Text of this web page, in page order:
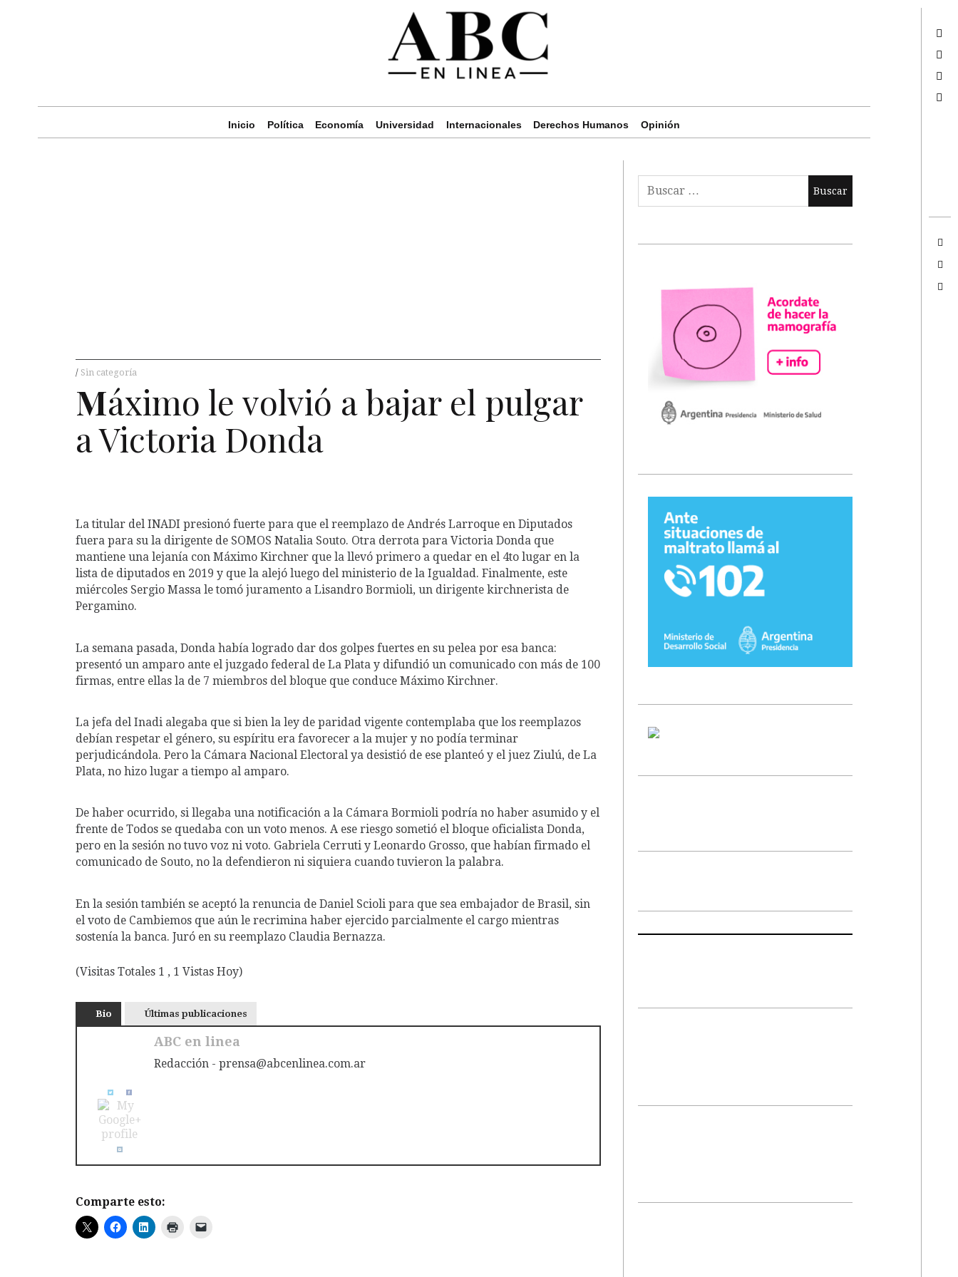
Inicio Política Economía Universidad Internacionales Derechos Humanos Opinión
Sin categoría
Máximo le volvió a bajar el pulgar
a Victoria Donda
La titular del INADI presionó fuerte para que el reemplazo de Andrés Larroque en Diputados
fuera para su la dirigente de SOMOS Natalia Souto. Otra derrota para Victoria Donda que
mantiene una lejanía con Máximo Kirchner que la llevó primero a quedar en el 4to lugar en la
lista de diputados en 2019 y que la alejó luego del ministerio de la Igualdad. Finalmente, este
miércoles Sergio Massa le tomó juramento a Lisandro Bormioli, un dirigente kirchnerista de
Pergamino.
La semana pasada, Donda había logrado dar dos golpes fuertes en su pelea por esa banca:
presentó un amparo ante el juzgado federal de La Plata y difundió un comunicado con más de 100
firmas, entre ellas la de 7 miembros del bloque que conduce Máximo Kirchner.
La jefa del Inadi alegaba que si bien la ley de paridad vigente contemplaba que los reemplazos
debían respetar el género, su espíritu era favorecer a la mujer y no podía terminar
perjudicándola. Pero la Cámara Nacional Electoral ya desistió de ese planteó y el juez Ziulú, de La
Plata, no hizo lugar a tiempo al amparo.
De haber ocurrido, si llegaba una notificación a la Cámara Bormioli podría no haber asumido y el
frente de Todos se quedaba con un voto menos. A ese riesgo sometió el bloque oficialista Donda,
pero en la sesión no tuvo voz ni voto. Gabriela Cerruti y Leonardo Grosso, que habían firmado el
comunicado de Souto, no la defendieron ni siquiera cuando tuvieron la palabra.
En la sesión también se aceptó la renuncia de Daniel Scioli para que sea embajador de Brasil, sin
el voto de Cambiemos que aún le recrimina haber ejercido parcialmente el cargo mientras
sostenía la banca. Juró en su reemplazo Claudia Bernazza.
(Visitas Totales 1 , 1 Vistas Hoy)
Bio Últimas publicaciones
ABC en linea
Redacción - prensa@abcenlinea.com.ar
Comparte esto: